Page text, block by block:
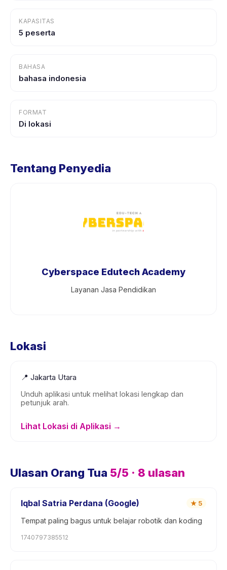
KAPASITAS
5 peserta
BAHASA
bahasa indonesia
FORMAT
Di lokasi
Tentang Penyedia
Cyberspace Edutech Academy
Layanan Jasa Pendidikan
Lokasi
📍 Jakarta Utara
Unduh aplikasi untuk melihat lokasi lengkap dan
petunjuk arah.
Lihat Lokasi di Aplikasi →
Ulasan Orang Tua 5/5 · 8 ulasan
Iqbal Satria Perdana (Google) ★ 5
Tempat paling bagus untuk belajar robotik dan koding
1740797385512